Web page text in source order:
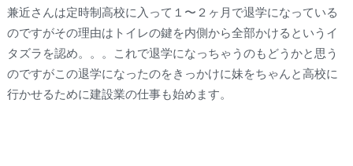
兼近さんは定時制高校に入って１〜２ヶ月で退学になっている
のですがその理由はトイレの鍵を内側から全部かけるというイ
タズラを認め。。。これで退学になっちゃうのもどうかと思う
のですがこの退学になったのをきっかけに妹をちゃんと高校に
行かせるために建設業の仕事も始めます。